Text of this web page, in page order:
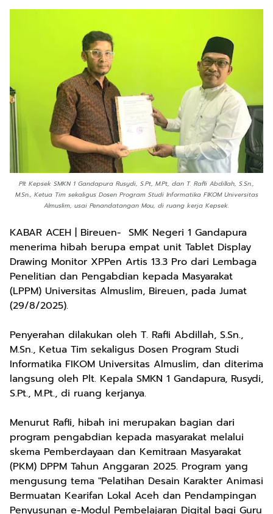
Plt Kepsek SMKN 1 Gandapura Rusydi, S.Pt, M.Pt, dan T. Rafli Abdillah, S.Sn.,
M.Sn., Ketua Tim sekaligus Dosen Program Studi Informatika FIKOM Universitas
Almuslim, usai Penandatangan Mou, di ruang kerja Kepsek.
KABAR ACEH | Bireuen- SMK Negeri 1 Gandapura
menerima hibah berupa empat unit Tablet Display
Drawing Monitor XPPen Artis 13.3 Pro dari Lembaga
Penelitian dan Pengabdian kepada Masyarakat
(LPPM) Universitas Almuslim, Bireuen, pada Jumat
(29/8/2025).
Penyerahan dilakukan oleh T. Rafli Abdillah, S.Sn.,
M.Sn., Ketua Tim sekaligus Dosen Program Studi
Informatika FIKOM Universitas Almuslim, dan diterima
langsung oleh Plt. Kepala SMKN 1 Gandapura, Rusydi,
S.Pt., M.Pt., di ruang kerjanya.
Menurut Rafli, hibah ini merupakan bagian dari
program pengabdian kepada masyarakat melalui
skema Pemberdayaan dan Kemitraan Masyarakat
(PKM) DPPM Tahun Anggaran 2025. Program yang
mengusung tema "Pelatihan Desain Karakter Animasi
Bermuatan Kearifan Lokal Aceh dan Pendampingan
Penyusunan e-Modul Pembelajaran Digital bagi Guru